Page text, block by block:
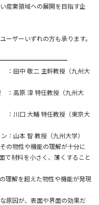
産業領域への展開を目指す企
れの方も承ります。
二 主幹教授（九州大
：高原 淳 特任教授（九州大
口 大輔 特任教授（東京大
山本 智 教授（九州大学）
の物性や機能の理解が十分に
で材料を小さく、薄くすること
理解を超えた物性や機能が発現
原因が、表面や界面の効果だ